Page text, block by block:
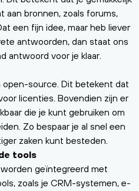
bronnen, zoals forums,
een fijn idee, maar heb liever
antwoorden, dan staat ons
antwoord voor je klaar.
source. Dit betekent dat
licenties. Bovendien zijn er
die je kunt gebruiken om
Zo bespaar je al snel een
zaken kunt besteden.
tools
geïntegreerd met
zoals je CRM-systemen, e-